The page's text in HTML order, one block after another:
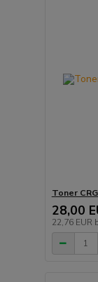
Toner
28,00
22,76 EUR